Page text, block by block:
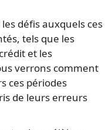
défis auxquels ces
tels que les
et les
verrons comment
ces périodes
de leurs erreurs